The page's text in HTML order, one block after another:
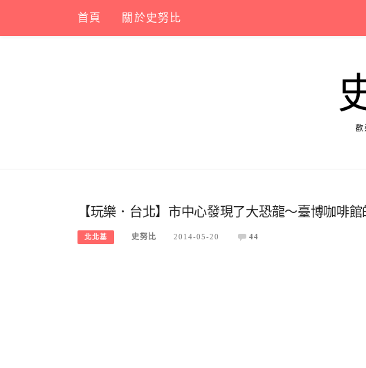
content
首頁 關於史努比
歡
【玩樂．台北】市中心發現了大恐龍～臺博咖啡
北北基 史努比 2014-05-20 44